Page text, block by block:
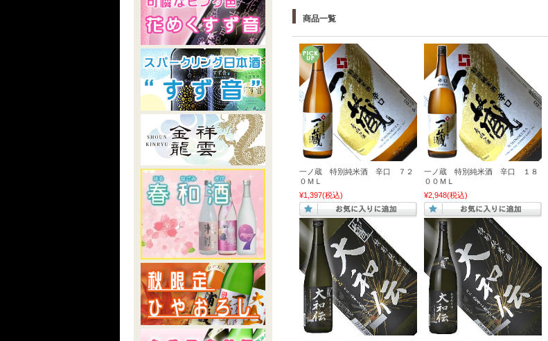
商品一覧
一ノ蔵 特別純米酒 辛口 ７２
０ＭＬ
¥1,397(税込)
一ノ蔵 特別純米酒 辛口 １８
００ＭＬ
¥2,948(税込)